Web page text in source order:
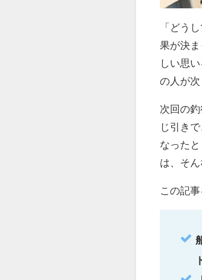
「どう
果が決
しい思
の人が
次回の
じ引き
なった
は、そ
この記